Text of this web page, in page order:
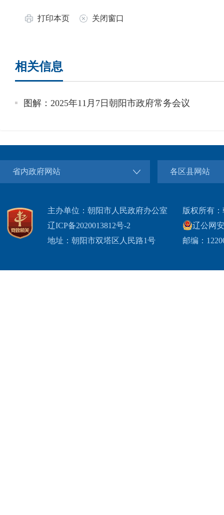
打印本页 关闭窗口
相关信息
图解：2025年11月7日朝阳市政府常务会议
省内政府网站 各区县网站
主办单位：朝阳市人民政府办公室
辽ICP备2020013812号-2
地址：朝阳市双塔区人民路1号
版权所有
辽公网
邮编：